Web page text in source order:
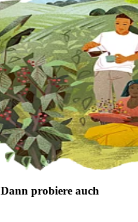
probiere auch